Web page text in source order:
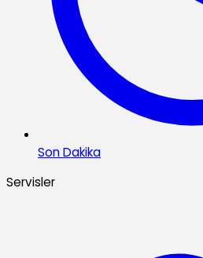
Son Dakika
Servisler